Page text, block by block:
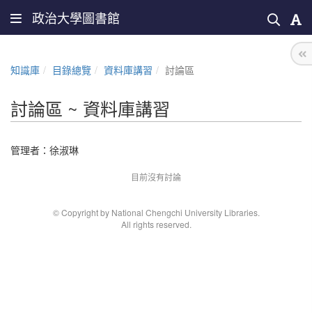
政治大學圖書館
知識庫 目錄總覽 資料庫講習 討論區
討論區 ~ 資料庫講習
管理者： 徐淑琳
目前沒有討論
© Copyright by National Chengchi University Libraries.
All rights reserved.